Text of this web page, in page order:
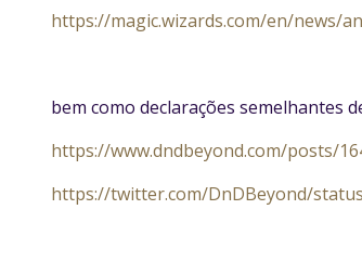
https://magic.wizards.com/en/news/
bem como declarações semelhantes
https://www.dndbeyond.com/posts/
https://twitter.com/DnDBeyond/